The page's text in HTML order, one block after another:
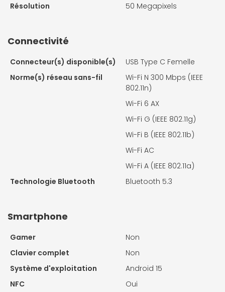
Résolution
50 Megapixels
Connectivité
Connecteur(s) disponible(s)
USB Type C Femelle
Norme(s) réseau sans-fil
Wi-Fi N 300 Mbps (IEEE
802.11n)
Wi-Fi 6 AX
Wi-Fi G (IEEE 802.11g)
Wi-Fi B (IEEE 802.11b)
Wi-Fi AC
Wi-Fi A (IEEE 802.11a)
Technologie Bluetooth
Bluetooth 5.3
Smartphone
Gamer
Non
Clavier complet
Non
Système d'exploitation
Android 15
NFC
Oui